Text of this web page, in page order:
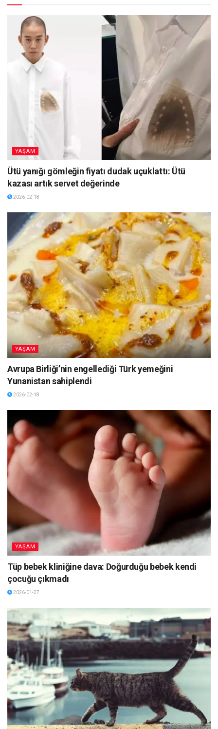
YAŞAM
Ütü yanığı gömleğin fiyatı dudak uçuklattı: Ütü
kazası artık servet değerinde
2026-02-18
YAŞAM
Avrupa Birliği’nin engellediği Türk yemeğini
Yunanistan sahiplendi
2026-02-18
YAŞAM
Tüp bebek kliniğine dava: Doğurduğu bebek kendi
çocuğu çıkmadı
2026-01-27